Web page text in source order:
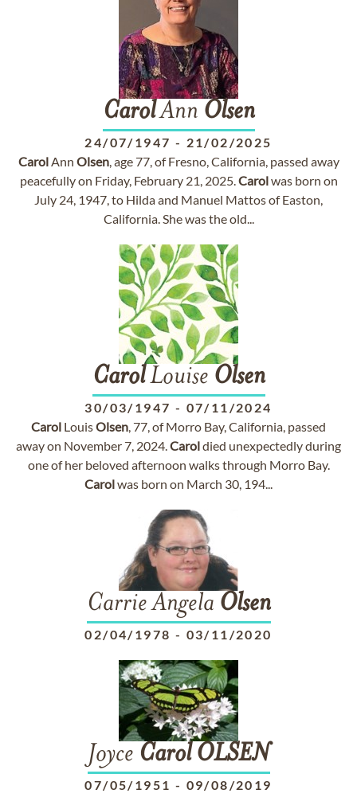
CarolAnn Olsen
24/07/1947 - 21/02/2025
CarolAnn Olsen, age 77, of Fresno, California, passed away
peacefully on Friday, February 21, 2025.Carolwas born on
July 24, 1947, to Hilda and Manuel Mattos of Easton,
California. She was the old...
CarolLouise Olsen
30/03/1947 - 07/11/2024
Carol LouisOlsen, 77, of Morro Bay, California, passed
away on November 7, 2024.Caroldied unexpectedly during
one of her beloved afternoon walks through Morro Bay.
Carolwas born on March 30, 194...
Carrie Angela Olsen
02/04/1978 - 03/11/2020
Joyce Carol OLSEN
07/05/1951 - 09/08/2019